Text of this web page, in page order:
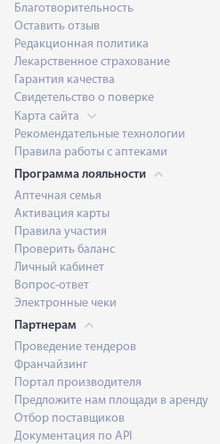
Благотворительность
Оставить отзыв
Редакционная политика
Лекарственное страхование
Гарантия качества
Свидетельство о поверке
Карта сайта
Рекомендательные технологии
Правила работы с аптеками
Программа лояльности
Аптечная семья
Активация карты
Правила участия
Проверить баланс
Личный кабинет
Вопрос-ответ
Электронные чеки
Партнерам
Проведение тендеров
Франчайзинг
Портал производителя
Предложите нам площади в аренду
Отбор поставщиков
Документация по API